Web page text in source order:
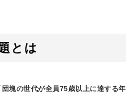
とは
団塊の世代が全員75歳以上に達する年